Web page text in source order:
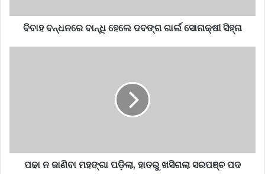
ବିବାହ ବନ୍ଧନରେ ବାନ୍ଧି ହେଲେ ଦବଙ୍ଗ ଗାର୍ଲ ସୋନାକ୍ଷୀ ସିହ୍ନା
ପଢା ନ ଜାଣିବା ମହଙ୍ଗା ପଡ଼ିଲା, ହାତରୁ ଖସିଗଲା ସରପଞ୍ଚ ପଦ